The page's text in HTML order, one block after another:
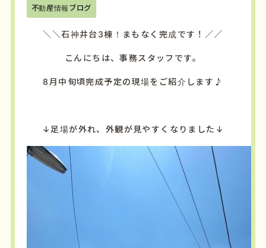
不動産情報ブログ
＼＼石神井台3棟！まもなく完成です！／／
こんにちは、事務スタッフです。
8月中旬頃完成予定の現場をご紹介します♪
↓足場が外れ、外観が見やすくなりました↓